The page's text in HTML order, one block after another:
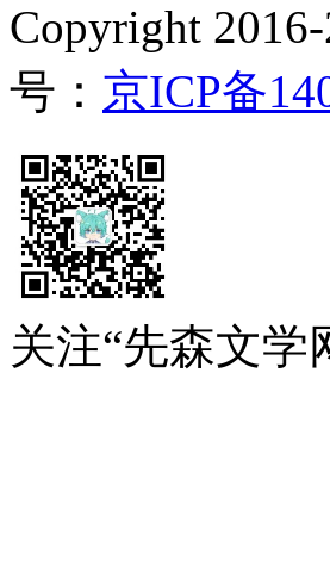
Copyright
号： 京ICP备
关注“先森文学